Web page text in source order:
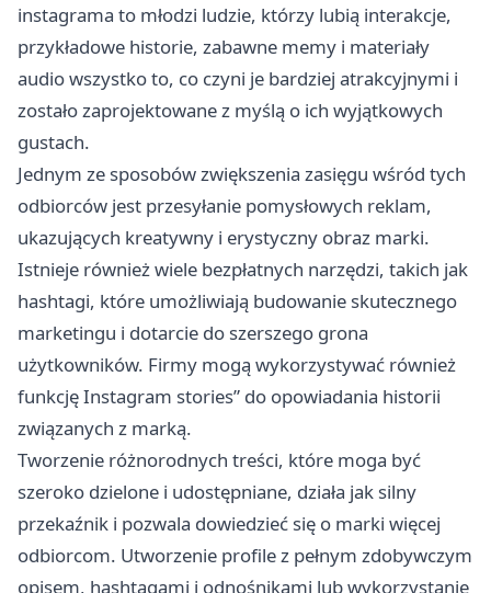
instagrama to młodzi ludzie, którzy lubią interakcje,
przykładowe historie, zabawne memy i materiały
audio wszystko to, co czyni je bardziej atrakcyjnymi i
zostało zaprojektowane z myślą o ich wyjątkowych
gustach.
Jednym ze sposobów zwiększenia zasięgu wśród tych
odbiorców jest przesyłanie pomysłowych reklam,
ukazujących kreatywny i erystyczny obraz marki.
Istnieje również wiele bezpłatnych narzędzi, takich jak
hashtagi, które umożliwiają budowanie skutecznego
marketingu i dotarcie do szerszego grona
użytkowników. Firmy mogą wykorzystywać również
funkcję Instagram stories” do opowiadania historii
związanych z marką.
Tworzenie różnorodnych treści, które moga być
szeroko dzielone i udostępniane, działa jak silny
przekaźnik i pozwala dowiedzieć się o marki więcej
odbiorcom. Utworzenie profile z pełnym zdobywczym
opisem, hashtagami i odnośnikami lub wykorzystanie